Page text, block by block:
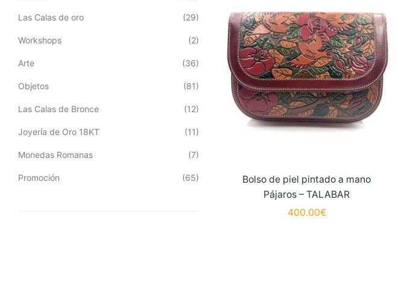
Bolso de piel pintado a mano
Pájaros – TALABAR
400.00€
Las Calas de oro (29)
Workshops (2)
Arte (36)
Objetos (81)
Las Calas de Bronce (12)
Joyería de Oro 18KT (11)
Monedas Romanas (7)
Promoción (65)